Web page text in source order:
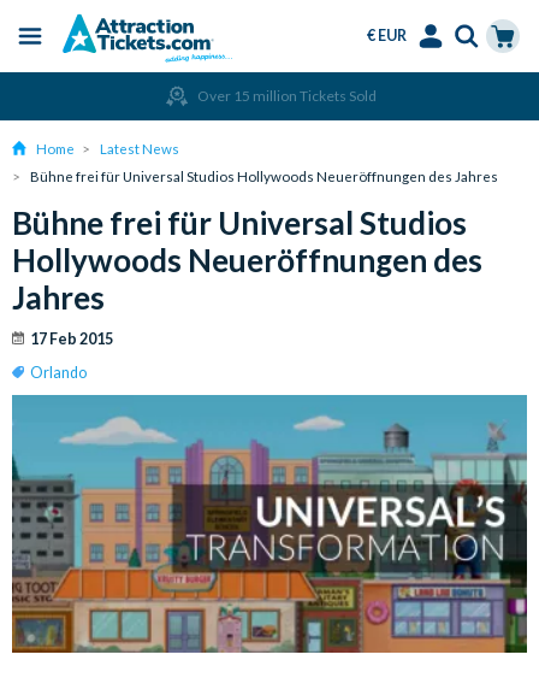
content
Menu
€ EUR
Over 15 million Tickets Sold
Home
Latest News
Bühne frei für Universal Studios Hollywoods Neueröffnungen des Jahres
Bühne frei für Universal Studios
Hollywoods Neueröffnungen des
Jahres
17 Feb 2015
Orlando